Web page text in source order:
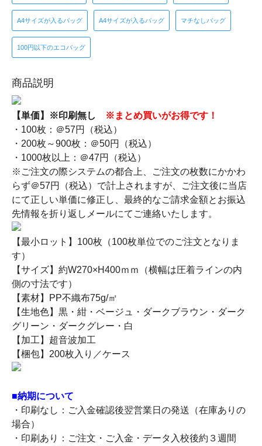
A4サイズが入るバッグ A4サイズが入るバッグ マチなしバッグ
100円以下のエコバッグ
商品説明
【単価】※印刷無し
※まとめ買いがお得です！
・100枚：＠57円（税込）
・200枚～900枚：＠50円（税込）
・1000枚以上：＠47円（税込）
※ご注文の際システムの都合上、ご注文の枚数にかかわ
らず＠57円（税込）で計上されますが、ご注文後に当店
にて正しい単価に修正し、最終的なご請求金額とお振込
先情報を折り返しメールにてご連絡いたします。
【最小ロット】100枚（100枚単位でのご注文となりま
す）
【サイズ】約W270×H400ｍｍ（横幅は圧着ラインの内
側の寸法です）
【素材】PP不織布75g/㎡
【生地色】黒・紺・ベージュ・ダークブラウン・ダーク
グリーン・ダークグレー・白
【加工】超音波加工
【梱包】200枚入り／ケース
■納期について
・印刷なし：ご入金確認後翌営業日の発送（在庫ありの
場合）
・印刷あり：ご注文・ご入金・データ入校後約３週間